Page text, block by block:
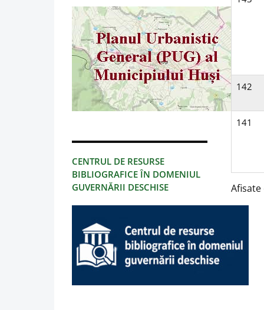
CENTRUL DE RESURSE
BIBLIOGRAFICE ÎN DOMENIUL
GUVERNĂRII DESCHISE
142
141